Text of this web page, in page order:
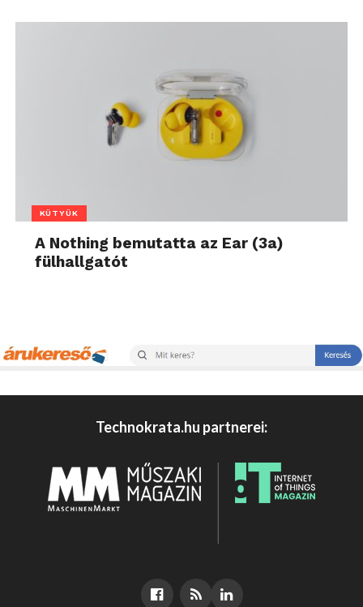
KÜTYÜK
A Nothing bemutatta az Ear (3a)
fülhallgatót
Technokrata.hu partnerei: